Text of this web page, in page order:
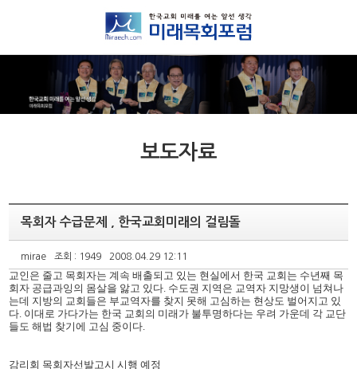
보도자료
목회자 수급문제 , 한국교회미래의 걸림돌
mirae 조회 : 1949 2008.04.29 12:11
교인은 줄고 목회자는 계속 배출되고 있는 현실에서 한국 교회는 수년째 목
회자 공급과잉의 몸살을 앓고 있다. 수도권 지역은 교역자 지망생이 넘쳐나
는데 지방의 교회들은 부교역자를 찾지 못해 고심하는 현상도 벌어지고 있
다. 이대로 가다가는 한국 교회의 미래가 불투명하다는 우려 가운데 각 교단
들도 해법 찾기에 고심 중이다.
감리회 목회자선발고시 시행 예정